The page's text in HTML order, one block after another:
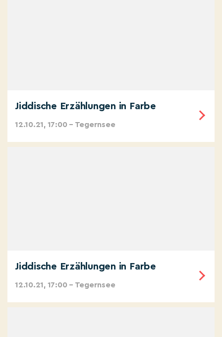
Jiddische Erzählungen in Farbe
12.10.21, 17:00 – Tegernsee
Jiddische Erzählungen in Farbe
12.10.21, 17:00 – Tegernsee